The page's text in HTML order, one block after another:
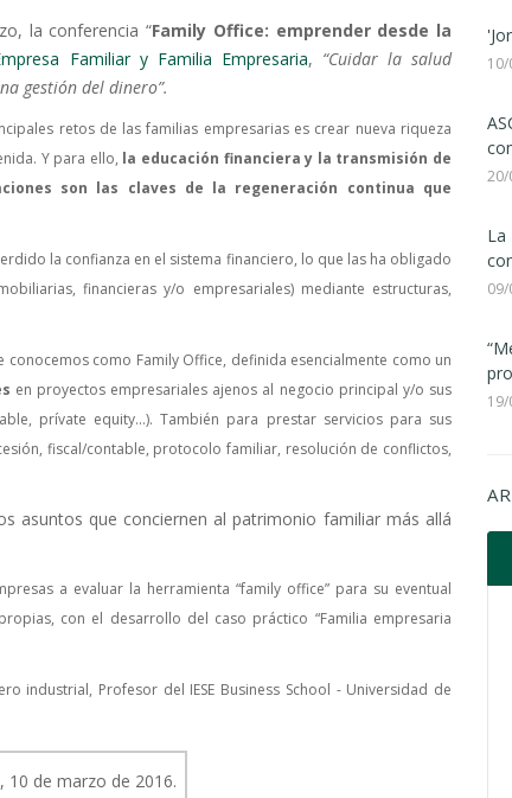
la conferencia “Family Office: emprender desde la
Familiar y Familia Empresaria, “Cuidar la salud
gestión del dinero”.
retos de las familias empresarias es crear nueva riqueza
Y para ello, la educación financiera y la transmisión de
son las claves de la regeneración continua que
la confianza en el sistema financiero, lo que las ha obligado
financieras y/o empresariales) mediante estructuras,
como Family Office, definida esencialmente como un
en proyectos empresariales ajenos al negocio principal y/o sus
prívate equity...). También para prestar servicios para sus
fiscal/contable, protocolo familiar, resolución de conflictos,
asuntos que conciernen al patrimonio familiar más allá
a evaluar la herramienta “family office” para su eventual
con el desarrollo del caso práctico “Familia empresaria
industrial, Profesor del IESE Business School - Universidad de
10 de marzo de 2016.
20/
La